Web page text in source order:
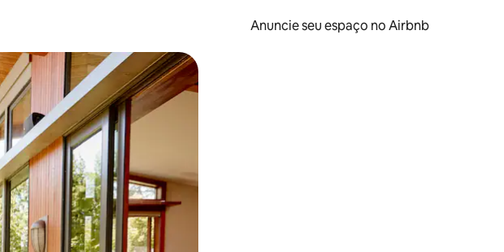
Anuncie seu espaço no Airbnb